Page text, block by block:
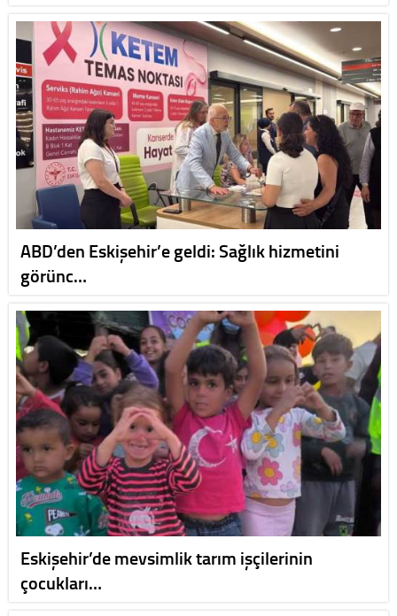
ABD’den Eskişehir’e geldi: Sağlık hizmetini
görünc…
Eskişehir’de mevsimlik tarım işçilerinin
çocukları…